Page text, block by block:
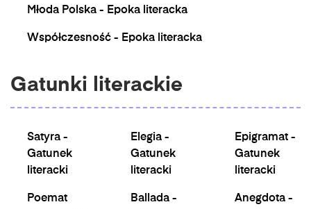
Młoda Polska - Epoka literacka
Współczesność - Epoka literacka
Gatunki literackie
Satyra -
Gatunek
literacki
Poemat
Elegia -
Gatunek
literacki
Ballada -
Epigramat -
Gatunek
literacki
Anegdota -